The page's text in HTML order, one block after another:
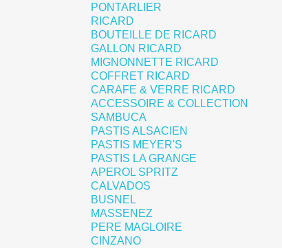
PONTARLIER
RICARD
BOUTEILLE DE RICARD
GALLON RICARD
MIGNONNETTE RICARD
COFFRET RICARD
CARAFE & VERRE RICARD
ACCESSOIRE & COLLECTION
SAMBUCA
PASTIS ALSACIEN
PASTIS MEYER'S
PASTIS LA GRANGE
APEROL SPRITZ
CALVADOS
BUSNEL
MASSENEZ
PERE MAGLOIRE
CINZANO